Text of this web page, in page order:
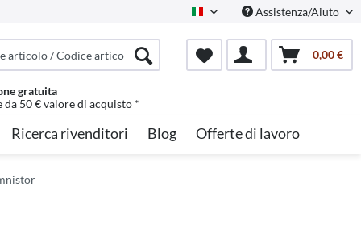
Italian Assistenza/Aiuto
0,00 €
gratuita
da 50 € valore di acquisto *
Ricerca rivenditori Blog Offerte di lavoro